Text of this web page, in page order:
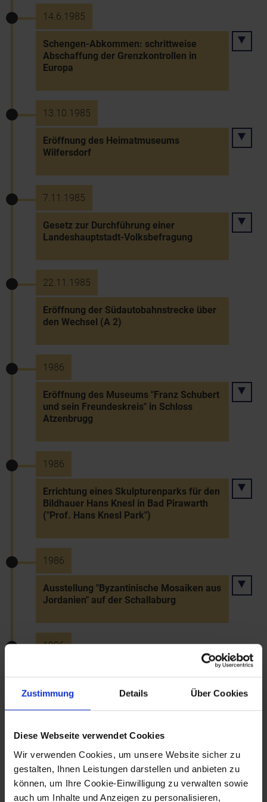
Zustimmung Details Über Cookies
Diese Webseite verwendet Cookies
Wir verwenden Cookies, um unsere Website sicher zu
gestalten, Ihnen Leistungen darstellen und anbieten zu
können, um Ihre Cookie-Einwilligung zu verwalten sowie
auch um Inhalte und Anzeigen zu personalisieren,
14.6.1985
Schengen-Abkommen: schrittweise
Abschaffung der Grenzkontrollen in
Europa
13.10.1985
Eröffnung des Heimatmuseums
Wilfersdorf
7.11.1985
Gesetz zur Durchführung einer
Landeshauptstadt-Volksbefragung
22.11.1985
Eröffnung der Südautobahnstrecke über
den Wechsel (A 2)
1986
Eröffnung des Museums "Franz Schubert
und sein Freundeskreis" in Schloss
Atzenbrugg
1986
Errichtung eines Skulpturenparks für den
Bildhauer Hans Knesl in Bad Pirawarth
("Prof. Hans Knesl Park")
1986
Ausstellung "Byzantinische Mosaiken aus
Jordanien" auf der Schallaburg
1986
Gars am Kamp